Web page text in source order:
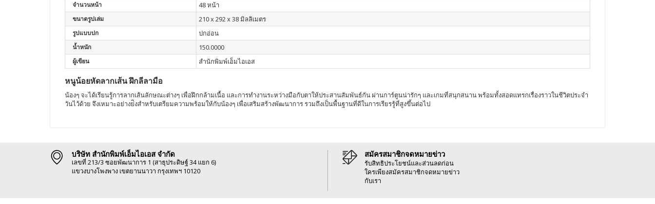
จำนวนหน้า 48 หน้า
ขนาดรูปเล่ม 210 x 292 x 38 มิลลิเมตร
รูปแบบปก ปกอ่อน
น้ำหนัก 150.0000
ผู้เขียน สำนักพิมพ์เอ็มไอเอส
หนูน้อยหัดลากเส้น ฝึกลีลามือ
น้องๆ จะได้เรียนรู้การลากเส้นลักษณะต่างๆ เพื่อฝึกกล้ามเนื้อ และการทำงานระหว่างมือกับตาให้ประสานสัมพันธ์กัน ผ่านการ์ตูนน่ารักๆ และเกมที่สนุกสนาน พร้อมทั้งสอดแทรกเรื่องราวในชีวิตประจำ
วันไว้ด้วย จึงเหมาะอย่างย่ิงสำหรับเตรียมความพร้อมให้กับน้องๆ เพื่อเสริมสร้างพัฒนาการ รวมถึงเป็นพื้นฐานที่ดีในการเรียรรู้ที่สูงขึ้นต่อไป
บริษัท สำนักพิมพ์เอ็มไอเอส จำกัด
เลขที่ 213/3 ซอยพัฒนาการ 1 (สาธุประดิษฐ์ 34 แยก 6)
แขวงบางโพงพาง เขตยานนาวา กรุงเทพฯ 10120
สมัครสมาชิกจดหมายข่าว
รับสิทธิประโยชน์และส่วนลดก่อน
ใครเพียงสมัครสมาชิกจดหมายข่าว
กับเรา